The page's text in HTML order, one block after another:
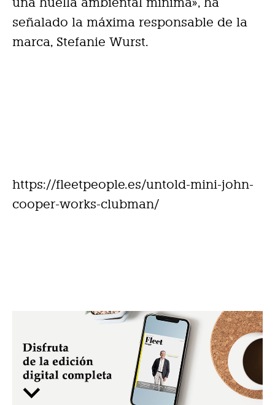
señalado la máxima responsable de la
marca, Stefanie Wurst.
https://fleetpeople.es/untold-mini-john-
cooper-works-clubman/